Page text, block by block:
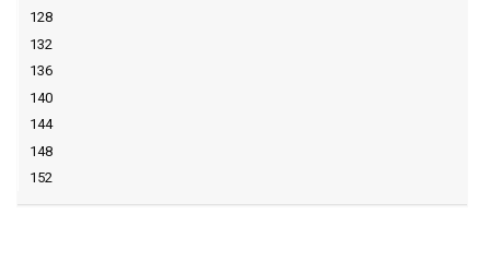
128
132
136
140
144
148
152